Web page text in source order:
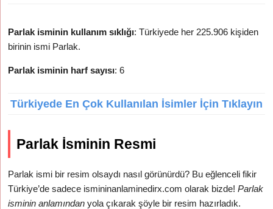
Parlak isminin kullanım sıklığı: Türkiyede her 225.906 kişiden
birinin ismi Parlak.
Parlak isminin harf sayısı: 6
Türkiyede En Çok Kullanılan İsimler İçin Tıklayın
Parlak İsminin Resmi
Parlak ismi bir resim olsaydı nasıl görünürdü? Bu eğlenceli fikir
Türkiye’de sadece ismininanlaminedirx.com olarak bizde!Parlak
isminin anlamından yola çıkarak şöyle bir resim hazırladık.